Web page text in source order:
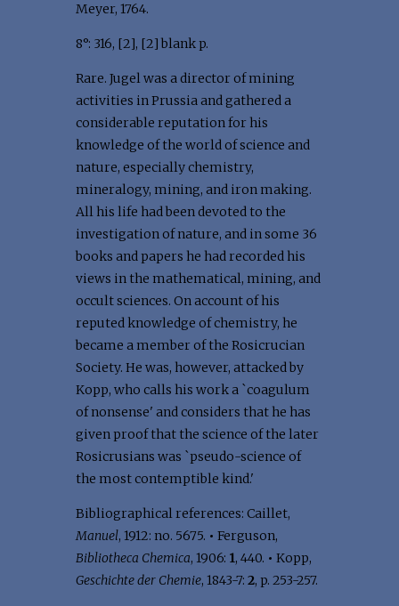
Meyer, 1764.
8°: 316, [2], [2] blank p.
Rare. Jugel was a director of mining
activities in Prussia and gathered a
considerable reputation for his
knowledge of the world of science and
nature, especially chemistry,
mineralogy, mining, and iron making.
All his life had been devoted to the
investigation of nature, and in some 36
books and papers he had recorded his
views in the mathematical, mining, and
occult sciences. On account of his
reputed knowledge of chemistry, he
became a member of the Rosicrucian
Society. He was, however, attacked by
Kopp, who calls his work a `coagulum
of nonsense' and considers that he has
given proof that the science of the later
Rosicrusians was `pseudo-science of
the most contemptible kind.'
Bibliographical references: Caillet,
Manuel, 1912: no. 5675. • Ferguson,
Bibliotheca Chemica, 1906: 1, 440. • Kopp,
Geschichte der Chemie, 1843-7: 2, p. 253-257.